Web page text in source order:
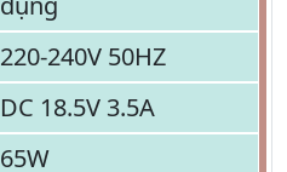
220-240V 50HZ
DC 18.5V 3.5A
65W